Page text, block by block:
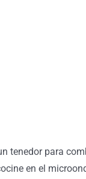
tenedor para
en el